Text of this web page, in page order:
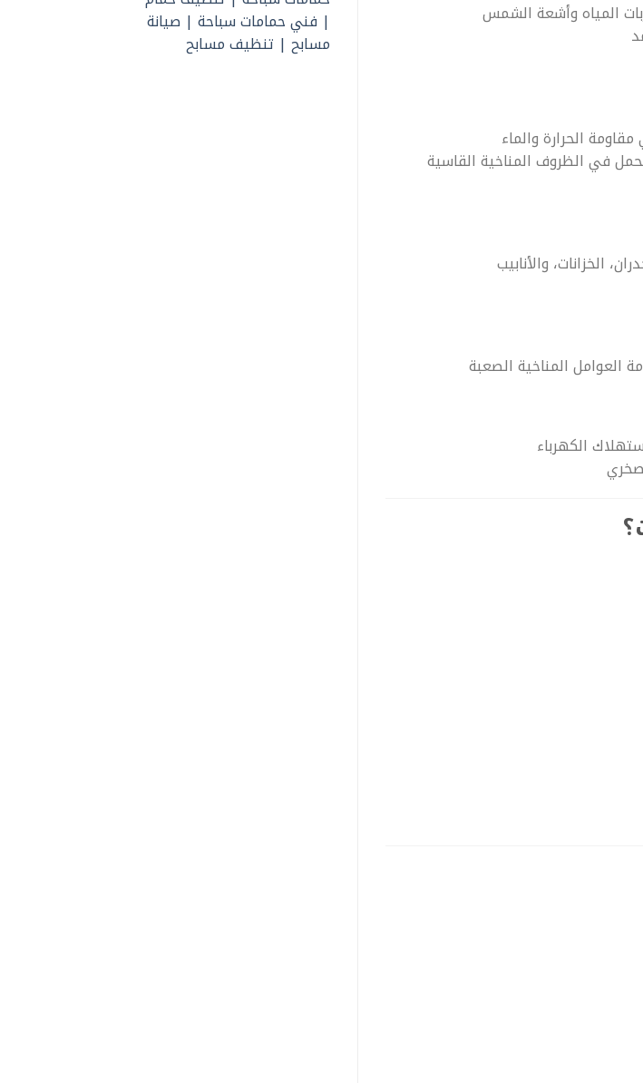
المياه وأشعة الشمس
الحرارة والماء
في الظروف المناخية القاسية
الخزانات، والأنابيب
العوامل المناخية الصعبة
الكهرباء
| فني حمامات سباحة | صيانة
مسابح | تنظيف مسابح